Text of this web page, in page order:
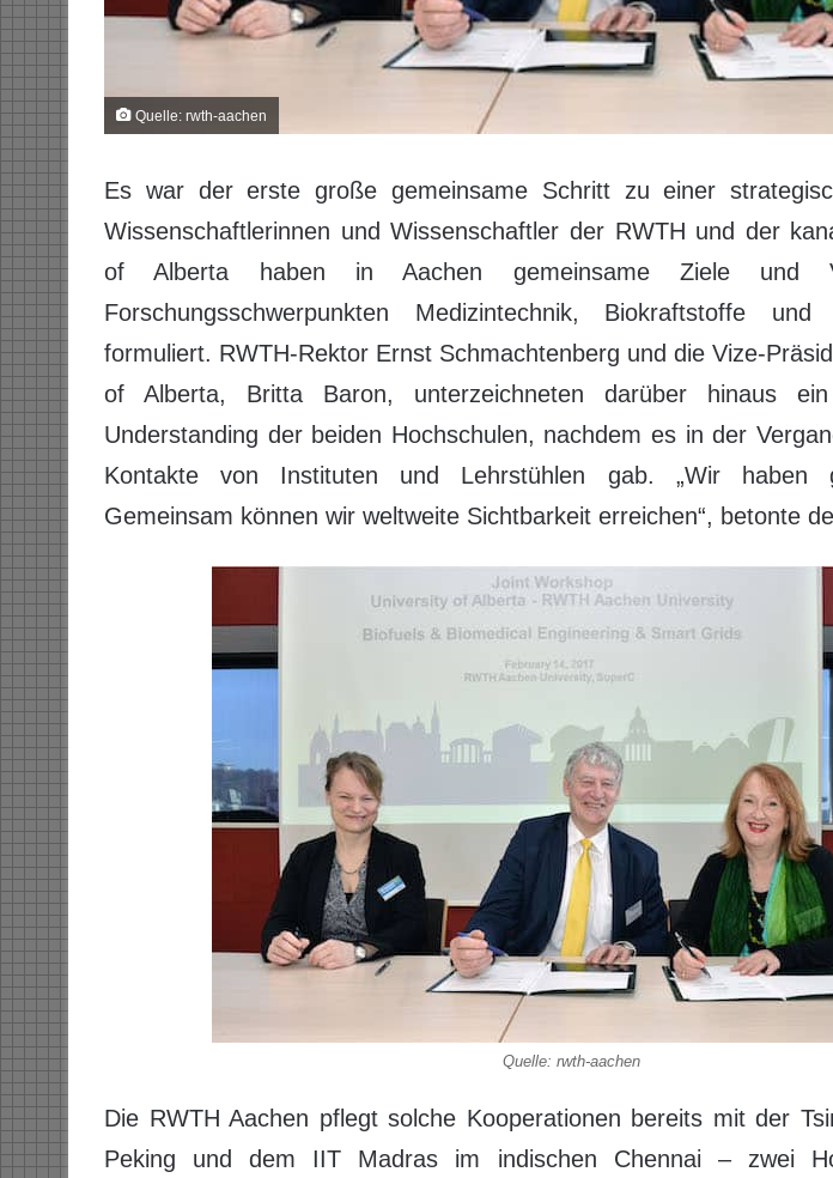
Quelle: rwth-aachen
Es war der erste große gemeinsame Schritt zu einer
Wissenschaftlerinnen und Wissenschaftler der RWTH und der
of Alberta haben in Aachen gemeinsame Ziele und
Forschungsschwerpunkten Medizintechnik, Biokraftstoffe und
formuliert. RWTH-Rektor Ernst Schmachtenberg und die Vize-
of Alberta, Britta Baron, unterzeichneten darüber hinaus
Understanding der beiden Hochschulen, nachdem es in der
Kontakte von Instituten und Lehrstühlen gab. „Wir haben
Gemeinsam können wir weltweite Sichtbarkeit erreichen“, betonte
Quelle: rwth-aachen
Die RWTH Aachen pflegt solche Kooperationen bereits mit der
Peking und dem IIT Madras im indischen Chennai – zwei